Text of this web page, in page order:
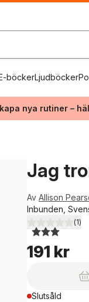
böckerLjudböcker
nya rutiner –
Jag
Av Allison
Inbunden,
3,0utav 5 (1)
191 kr
Slutsåld